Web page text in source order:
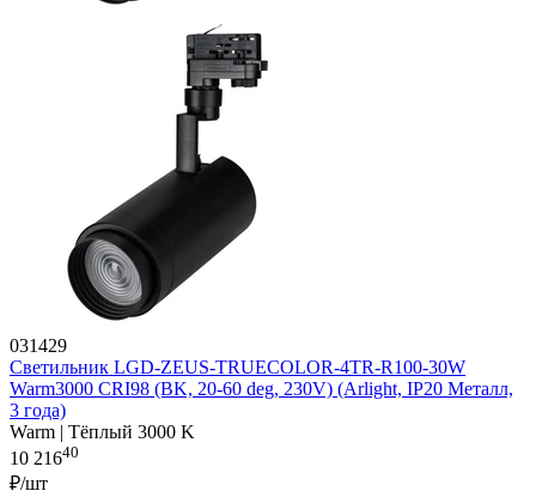
031429
Светильник LGD-ZEUS-TRUECOLOR-4TR-R100-30W
Warm3000 CRI98 (BK, 20-60 deg, 230V) (Arlight, IP20 Металл,
3 года)
Warm | Тёплый 3000 K
10 21640
₽/шт